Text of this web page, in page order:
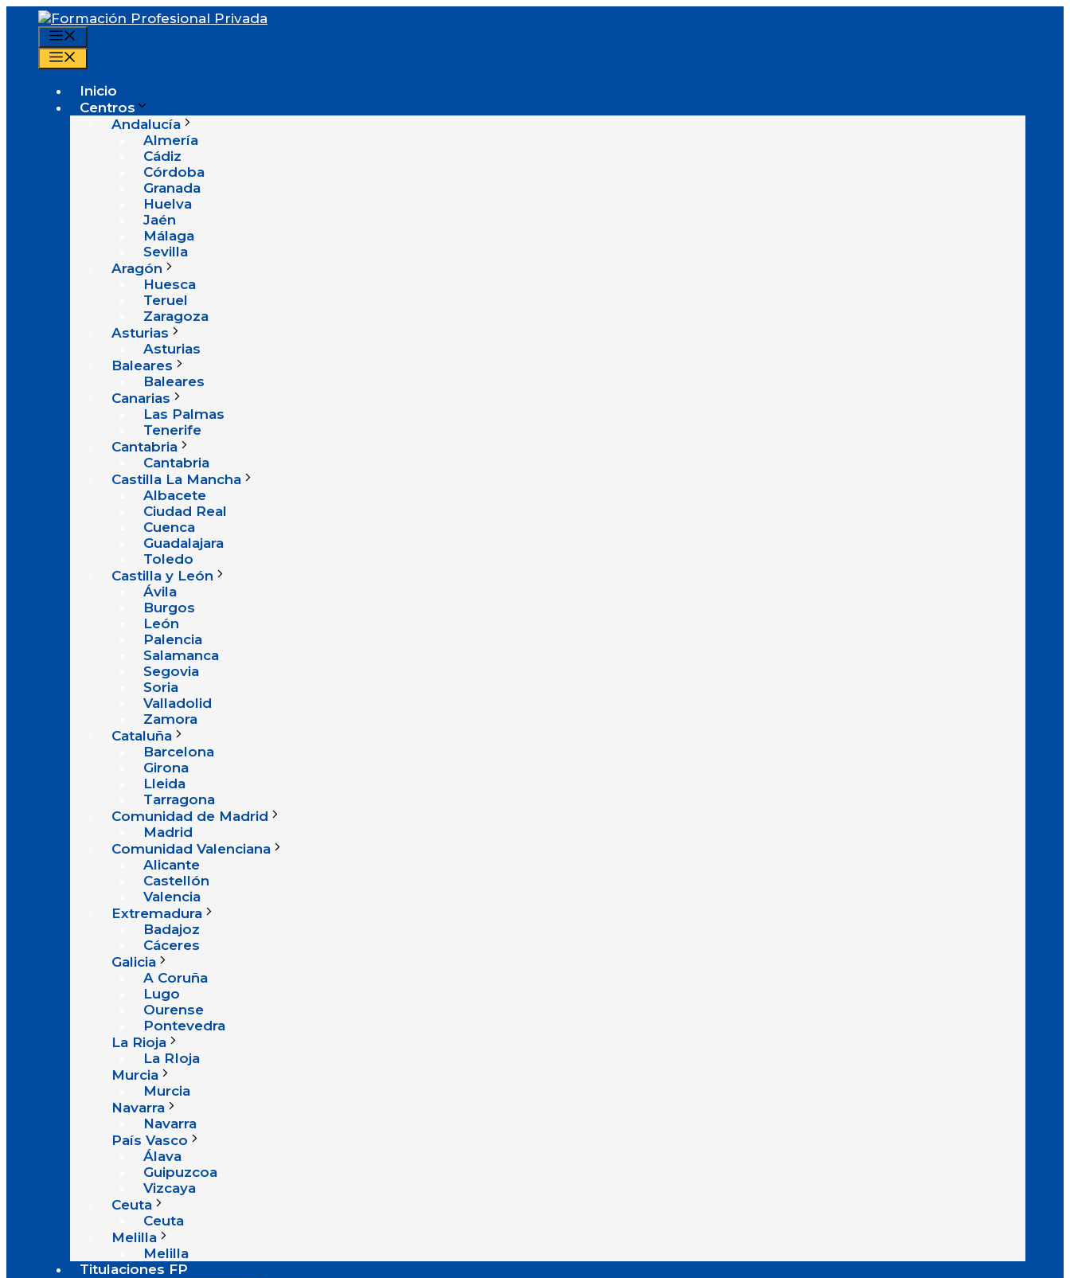
Saltar
contenido
Inicio
Centros
Andalucía
Almería
Cádiz
Córdoba
Granada
Huelva
Jaén
Málaga
Sevilla
Aragón
Huesca
Teruel
Zaragoza
Asturias
Asturias
Baleares
Baleares
Canarias
Las Palmas
Tenerife
Cantabria
Cantabria
Castilla La Mancha
Albacete
Ciudad Real
Cuenca
Guadalajara
Toledo
Castilla y León
Ávila
Burgos
León
Palencia
Salamanca
Segovia
Soria
Valladolid
Zamora
Cataluña
Barcelona
Girona
Lleida
Tarragona
Comunidad de Madrid
Madrid
Comunidad Valenciana
Alicante
Castellón
Valencia
Extremadura
Badajoz
Cáceres
Galicia
A Coruña
Lugo
Ourense
Pontevedra
La Rioja
La RIoja
Murcia
Murcia
Navarra
Navarra
País Vasco
Álava
Guipuzcoa
Vizcaya
Ceuta
Ceuta
Melilla
Melilla
Titulaciones FP